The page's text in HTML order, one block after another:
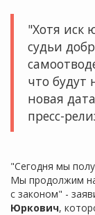
"Хотя иск
судьи
что будут
новая
пресс-
"Сегодня мы
Мы продолжим
с законом" -
Юркович,